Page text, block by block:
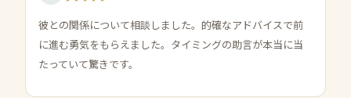
彼との関係について相談しました。的確なアドバイスで前
に進む勇気をもらえました。タイミングの助言が本当に当
たっていて驚きです。